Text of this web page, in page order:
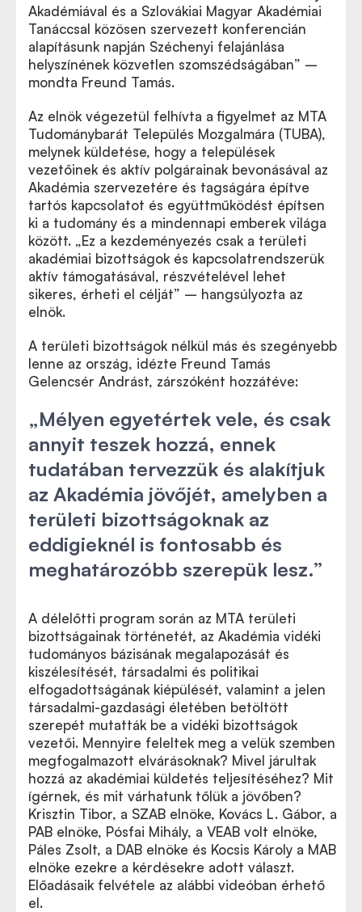
Akadémiával és a Szlovákiai Magyar Akadémiai
Tanáccsal közösen szervezett konferencián
alapításunk napján Széchenyi felajánlása
helyszínének közvetlen szomszédságában” –
mondta Freund Tamás.
Az elnök végezetül felhívta a figyelmet az MTA
Tudománybarát Település Mozgalmára (TUBA),
melynek küldetése, hogy a települések
vezetőinek és aktív polgárainak bevonásával az
Akadémia szervezetére és tagságára építve
tartós kapcsolatot és együttműködést építsen
ki a tudomány és a mindennapi emberek világa
között. „Ez a kezdeményezés csak a területi
akadémiai bizottságok és kapcsolatrendszerük
aktív támogatásával, részvételével lehet
sikeres, érheti el célját” – hangsúlyozta az
elnök.
A területi bizottságok nélkül más és szegényebb
lenne az ország, idézte Freund Tamás
Gelencsér Andrást, zárszóként hozzátéve:
„Mélyen egyetértek vele, és csak
annyit teszek hozzá, ennek
tudatában tervezzük és alakítjuk
az Akadémia jövőjét, amelyben a
területi bizottságoknak az
eddigieknél is fontosabb és
meghatározóbb szerepük lesz.”
A délelőtti program során az MTA területi
bizottságainak történetét, az Akadémia vidéki
tudományos bázisának megalapozását és
kiszélesítését, társadalmi és politikai
elfogadottságának kiépülését, valamint a jelen
társadalmi-gazdasági életében betöltött
szerepét mutatták be a vidéki bizottságok
vezetői. Mennyire feleltek meg a velük szemben
megfogalmazott elvárásoknak? Mivel járultak
hozzá az akadémiai küldetés teljesítéséhez? Mit
ígérnek, és mit várhatunk tőlük a jövőben?
Krisztin Tibor, a SZAB elnöke, Kovács L. Gábor, a
PAB elnöke, Pósfai Mihály, a VEAB volt elnöke,
Páles Zsolt, a DAB elnöke és Kocsis Károly a MAB
elnöke ezekre a kérdésekre adott választ.
Előadásaik felvétele az alábbi videóban érhető
el.